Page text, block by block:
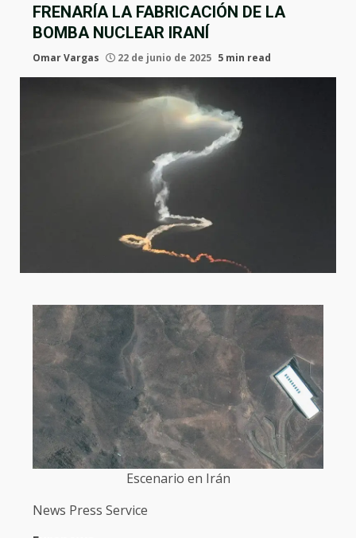
FRENARÍA LA FABRICACIÓN DE LA
BOMBA NUCLEAR IRANÍ
Omar Vargas 22 de junio de 2025 5 min read
Escenario en Irán
News Press Service